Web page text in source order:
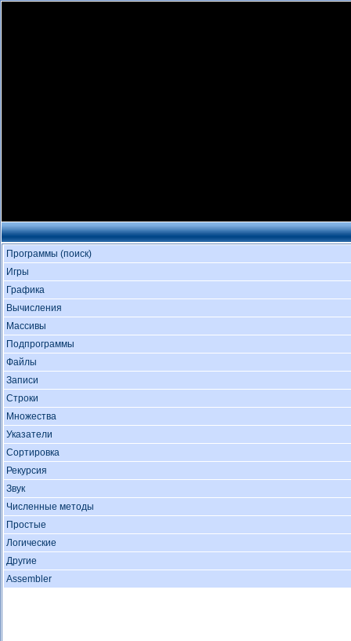
Программы (поиск)
Игры
Графика
Вычисления
Массивы
Подпрограммы
Файлы
Записи
Строки
Множества
Указатели
Сортировка
Рекурсия
Звук
Численные методы
Простые
Логические
Другие
Assembler